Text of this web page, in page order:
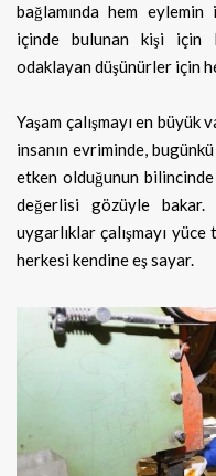
bağlamında hem
içinde bulunan kişi için
odaklayan düşünürler için
Yaşam çalışmayı en büyük
insanın evriminde,
etken olduğunun
değerlisi gözüyle
uygarlıklar çalışmayı yüce
herkesi kendine eş sayar.